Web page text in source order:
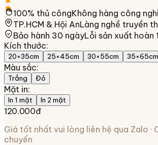
100% thủ côngKhông hàng công
TP.HCM & Hội AnLàng nghề truyền
Bảo hành 30 ngàyLỗi sản xuất hoàn
Kích thước:
20×35cm 25×45cm 30×55cm 35×65cm
Màu sắc:
Trắng Đỏ
Mặt in:
In 1 mặt In 2 mặt
120.000đ
Giá tốt nhất vui lòng liên hệ qua Zalo ·
chuyển